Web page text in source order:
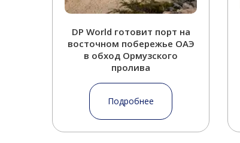
DP World готовит порт на
восточном побережье ОАЭ
в обход Ормузского
пролива
Подробнее